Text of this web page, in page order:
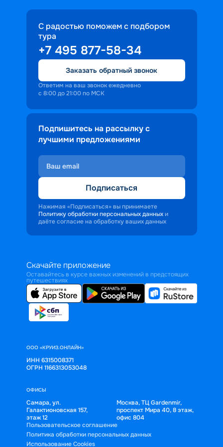
интересными портовыми городами
Испании, Италии, Греции, Франции и
других стран региона.
С радостью поможем с подбором
тура
+7 495 877-58-34
Заказать обратный звонок
Ответим на ваш звонок ежедневно
с 8:00 до 21:00 по МСК
Подпишитесь на рассылку с
лучшими предложениями
Подписаться
Нажимая «Подписаться» вы принимаете
Политику обработки персональных данных и
даёте согласие на обработку ваших данных
Скачайте приложение
Оставайтесь в курсе важных изменений в предстоящих
путешествиях
ООО «КРУИЗ.ОНЛАЙН»
ИНН 6315008371
ОГРН 1166313053048
ОФИСЫ
Самара, ул.
Галактионовская 157,
этаж 12
Москва, ТЦ Gardenmir,
проспект Мира 40, 8 этаж,
офис 804
Пользовательское соглашение
Политика обработки персональных данных
Использование Cookies